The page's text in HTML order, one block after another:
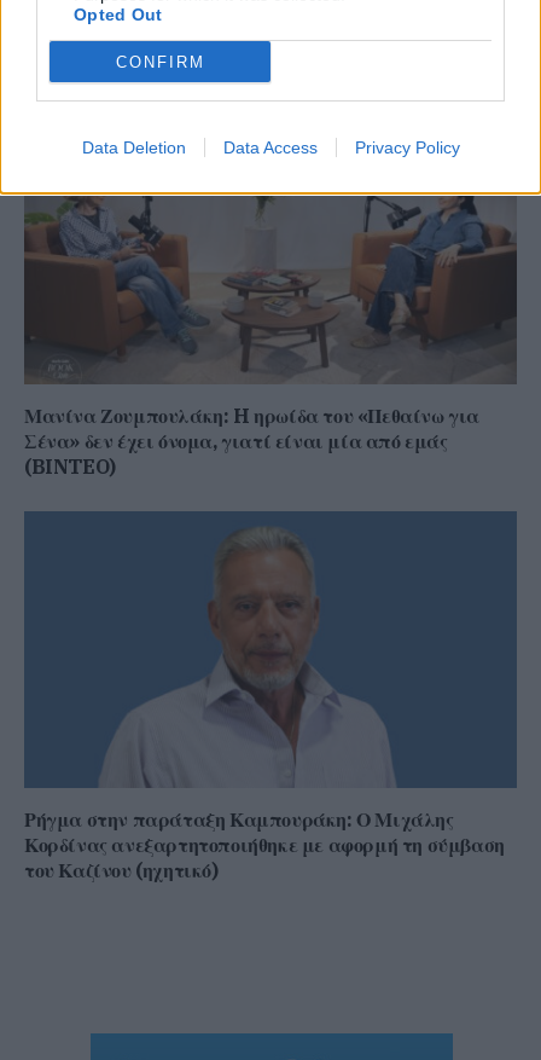
Opted Out
CONFIRM
Data Deletion Data Access Privacy Policy
Γιώργος Χατζημάρκος στον RV: “Ο δημόσιος διάλογος
έχει πλημμυρίσει από παραπληροφόρηση κι
ευφάνταστα σενάρια” (audio)
Μανίνα Ζουμπουλάκη: H ηρωίδα του «Πεθαίνω για
Σένα» δεν έχει όνομα, γιατί είναι μία από εμάς
(BINTEO)
Ρήγμα στην παράταξη Καμπουράκη: Ο Μιχάλης
Κορδίνας ανεξαρτητοποιήθηκε με αφορμή τη σύμβαση
του Καζίνου (ηχητικό)